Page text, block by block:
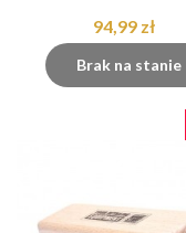
94,99 zł
Brak na stanie